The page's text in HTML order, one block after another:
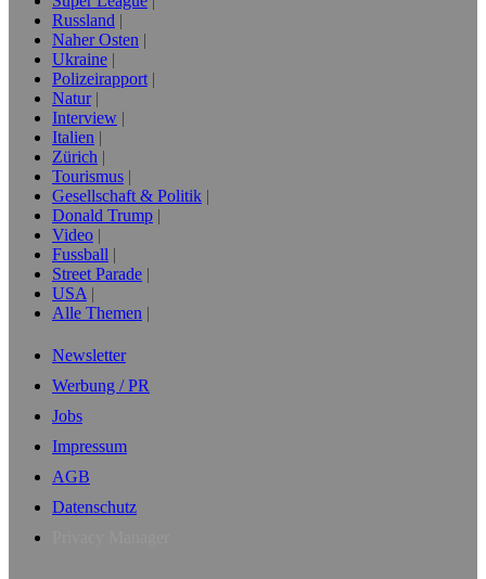
Russland
Naher Osten
Ukraine
Polizeirapport
Natur
Interview
Italien
Zürich
Tourismus
Gesellschaft & Politik
Donald Trump
Video
Fussball
Street Parade
USA
Alle Themen
Newsletter
Werbung / PR
Jobs
Impressum
AGB
Datenschutz